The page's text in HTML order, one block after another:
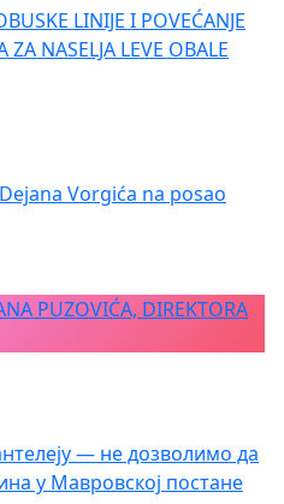
LINIJE I POVEĆANJE
NASELJA LEVE OBALE
Vorgića na posao
PUZOVIĆA, DIREKTORA
— не дозволимо да
у Мавровској постане